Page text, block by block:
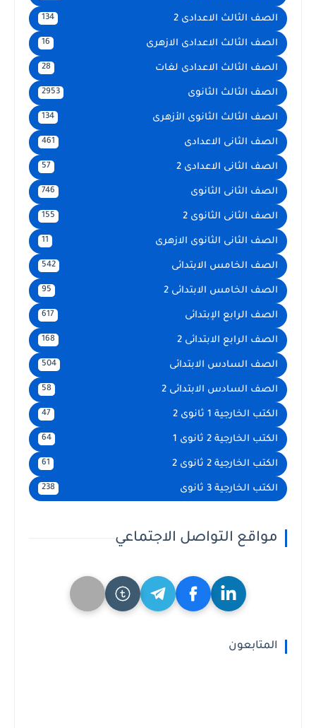
الصف الثالث الاعدادى 2 134
الصف الثالث الاعدادى الازهرى 16
الصف الثالث الاعدادى لغات 28
الصف الثالث الثانوى 2953
الصف الثالث الثانوى الأزهرى 134
الصف الثانى الاعدادى 461
الصف الثانى الاعدادى 2 57
الصف الثانى الثانوى 746
الصف الثانى الثانوى 2 155
الصف الثانى الثانوى الازهرى 11
الصف الخامس الابتدائى 542
الصف الخامس الابتدائى 2 95
الصف الرابع الإبتدائى 617
الصف الرابع الابتدائى 2 168
الصف السادس الابتدائى 504
الصف السادس الابتدائى 2 58
الكتب الخارجية 1 ثانوى 2 47
الكتب الخارجية 2 ثانوى 1 64
الكتب الخارجية 2 ثانوى 2 61
الكتب الخارجية 3 ثانوى 238
مواقع التواصل الاجتماعي
المتابعون